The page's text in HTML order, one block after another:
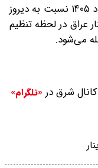
قیمت دینار عراق امروز سه شنبه ۱۲ خرداد ۱۴۰۵ نسبت به دیروز
عراق در لحظه تنظیم
شرق در «تلگرام»